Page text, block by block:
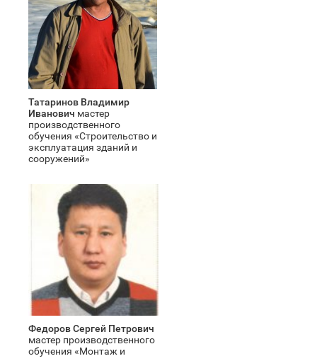
Татаринов Владимир
Иванович мастер
производственного
обучения «Строительство и
эксплуатация зданий и
сооружений»
Федоров Сергей Петрович
мастер производственного
обучения «Монтаж и